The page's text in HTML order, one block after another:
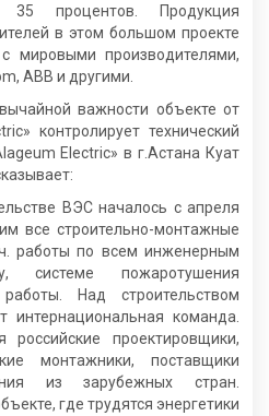
процентов. Продукция
в этом большом проекте
мировыми производителями,
АBB и другими.
важности объекте от
контролирует технический
Electric» в г.Астана Куат
ВЭС началось с апреля
все строительно-монтажные
работы по всем инженерным
системе пожаротушения
Над строительством
интернациональная команда.
проектировщики,
монтажники, поставщики
из зарубежных стран.
где трудятся энергетики